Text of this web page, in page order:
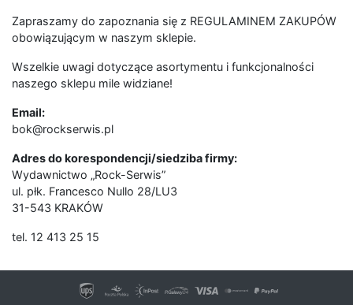
Zapraszamy do zapoznania się z REGULAMINEM ZAKUPÓW
obowiązującym w naszym sklepie.
Wszelkie uwagi dotyczące asortymentu i funkcjonalności
naszego sklepu mile widziane!
Email:
bok@rockserwis.pl
Adres do korespondencji/siedziba firmy:
Wydawnictwo „Rock-Serwis”
ul. płk. Francesco Nullo 28/LU3
31-543 KRAKÓW
tel. 12 413 25 15